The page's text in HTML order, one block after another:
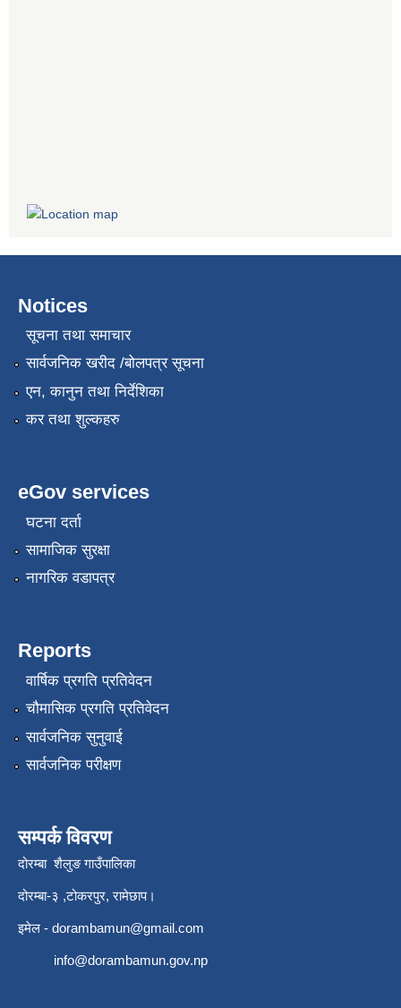
Notices
सूचना तथा समाचार
सार्वजनिक खरीद /बोलपत्र सूचना
एन, कानुन तथा निर्देशिका
कर तथा शुल्कहरु
eGov services
घटना दर्ता
सामाजिक सुरक्षा
नागरिक वडापत्र
Reports
वार्षिक प्रगति प्रतिवेदन
चौमासिक प्रगति प्रतिवेदन
सार्वजनिक सुनुवाई
सार्वजनिक परीक्षण
सम्पर्क विवरण
दोरम्बा शैलुङ गाउँपालिका
दोरम्बा-३ ,टोकरपुर, रामेछाप।
इमेल - dorambamun@gmail.com
info@dorambamun.gov.np